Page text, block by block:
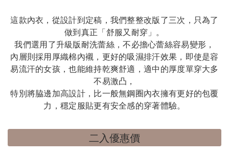
這款內衣，從設計到定稿，我們整整改版了三次，只為了
做到真正「舒服又耐穿」。
我們選用了升級版耐洗蕾絲，不必擔心蕾絲容易變形，
內層則採用厚織棉內襯，更好的吸濕排汗效果，即使是容
易流汗的女孩，也能維持乾爽舒適，適中的厚度單穿大多
不易激凸，
特別將脇邊加高設計，比一般無鋼圈內衣擁有更好的包覆
力，穩定服貼更有安全感的穿著體驗。
二入優惠價